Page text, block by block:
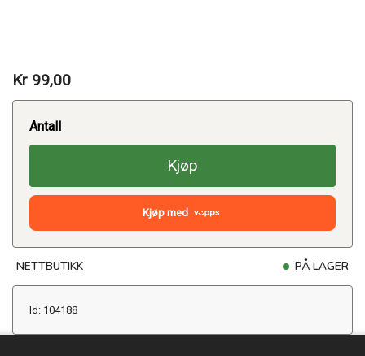
Kr 99,00
Antall
Kjøp
Kjøp med
NETTBUTIKK PÅ LAGER
Id: 104188